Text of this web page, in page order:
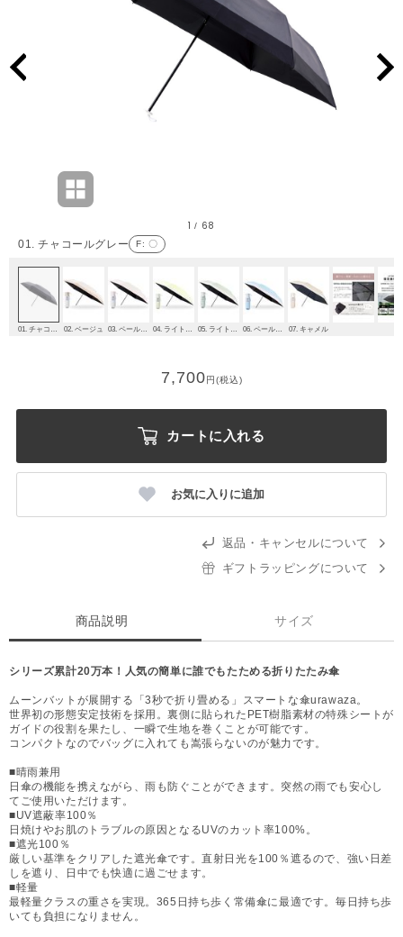
01. チャコールグレー F: 〇
1 / 68
02. ベージュ 07. キャメル
7,700円(税込)
カートに入れる
お気に入りに追加
返品・キャンセルについて
ギフトラッピングについて
商品説明 サイズ
シリーズ累計20万本！人気の簡単に誰でもたためる折りたたみ傘
ムーンバットが展開する「3秒で折り畳める」スマートな傘urawaza。
世界初の形態安定技術を採用。裏側に貼られたPET樹脂素材の特殊シートが
ガイドの役割を果たし、一瞬で生地を巻くことが可能です。
コンパクトなのでバッグに入れても嵩張らないのが魅力です。
■晴雨兼用
日傘の機能を携えながら、雨も防ぐことができます。突然の雨でも安心し
てご使用いただけます。
■UV遮蔽率100％
日焼けやお肌のトラブルの原因となるUVのカット率100%。
■遮光100％
厳しい基準をクリアした遮光傘です。直射日光を100％遮るので、強い日差
しを遮り、日中でも快適に過ごせます。
■軽量
最軽量クラスの重さを実現。365日持ち歩く常備傘に最適です。毎日持ち歩
いても負担になりません。